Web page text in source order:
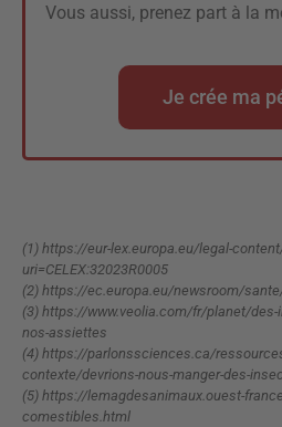
Vous aussi, prenez part à la
Je crée ma
(1) https://eur-lex.europa.eu/legal-
uri=CELEX:32023R0005
(2) https://ec.europa.eu/newsroom/
(3) https://www.veolia.com/fr/planet/
nos-assiettes
(4) https://parlonssciences.ca/
contexte/devrions-nous-manger-des-
(5) https://lemagdesanimaux.ouest-
comestibles.html